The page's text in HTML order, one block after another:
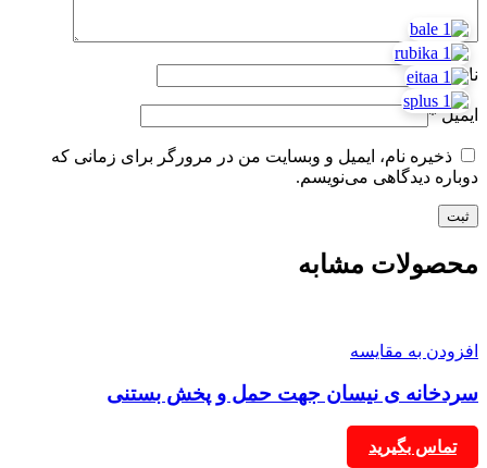
نام*
ایمیل*
ذخیره نام، ایمیل و وبسایت من در مرورگر برای زمانی که
دوباره دیدگاهی می‌نویسم.
محصولات مشابه
افزودن به مقایسه
سردخانه ی نیسان جهت حمل و پخش بستنی
تماس بگیرید